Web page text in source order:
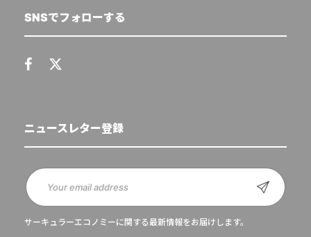
SNSでフォローする
ニュースレター登録
サーキュラーエコノミーに関する最新情報をお届けします。